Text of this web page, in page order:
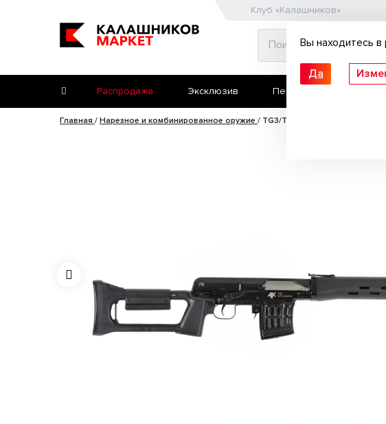
Вы находитесь в
Да
Клуб «Калашников»
Распродажа Эксклюзив Первое ружьё
Второе ружьё Пневматические пистолеты
Главная / Нарезное и комбинированное оружие / TG3/Тигр исполнение 01; 9,6/